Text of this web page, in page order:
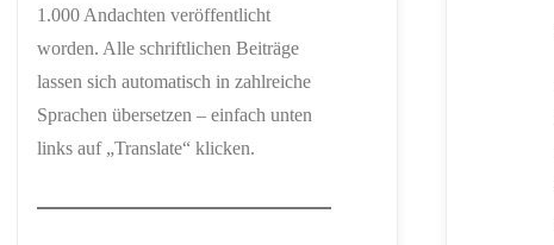
1.000 Andachten veröffentlicht
worden. Alle schriftlichen Beiträge
lassen sich automatisch in zahlreiche
Sprachen übersetzen – einfach unten
links auf „Translate“ klicken.